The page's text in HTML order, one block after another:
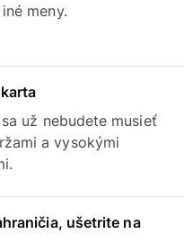
meny.
už nebudete musieť
a vysokými
ušetrite na